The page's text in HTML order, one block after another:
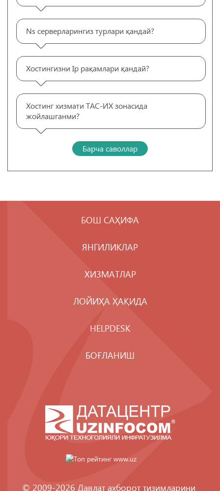
Ns серверларингиз турлари қандай?
Хостингизни Ip рақамлари қандай?
Хостинг хизмати ТАС-ИХ зонасида
жойлашганми?
Барча саволлар
БОШ САҲИФА
ЯНГИЛИКЛАР
ХИЗМАТЛАР
ЛОЙИҲА ҲАҚИДА
HELPDESK
БОҒЛАНИШ
© 2009-2026 Давлат ахборот тизимларини